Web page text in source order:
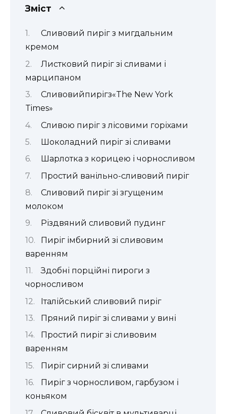
Зміст
Сливовий пиріг з мигдальним
кремом
Листковий пиріг зі сливами і
марципаном
Сливовийпирігз«The New York
Times»
Сливою пиріг з лісовими горіхами
Шоколадний пиріг зі сливами
Шарлотка з корицею і чорносливом
Простий ванільно-сливовий пиріг
Сливовий пиріг зі згущеним
молоком
Різдвяний сливовий пудинг
Пиріг імбирний зі сливовим
варенням
Здобні порційні пироги з
чорносливом
Італійський сливовий пиріг
Пряний пиріг зі сливами у вині
Простий пиріг зі сливовим
варенням
Пиріг сирний зі сливами
Пиріг з чорносливом, гарбузом і
коньяком